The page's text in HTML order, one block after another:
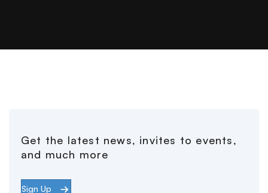
Get the latest news, invites to events,
and much more
Sign Up